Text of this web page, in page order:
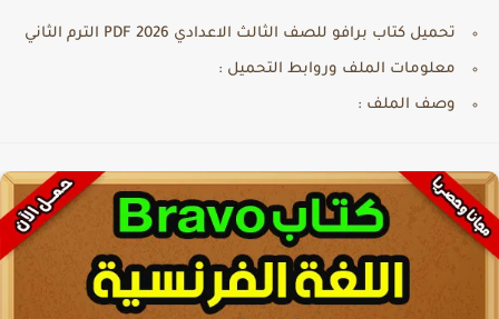
تحميل كتاب برافو للصف الثالث الاعدادي PDF 2026 الترم الثاني
معلومات الملف وروابط التحميل :
وصف الملف :